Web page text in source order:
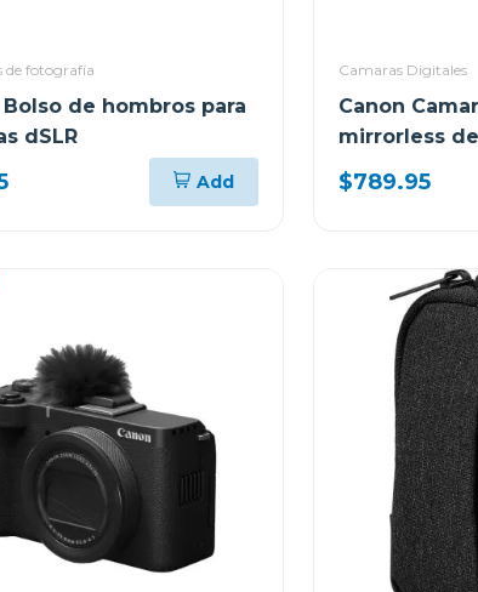
de fotografía
Bolso de hombros para
dSLR
Add
Camaras Digitales
Canon
mirrorless
rf-s 18-45 f/
$789.95